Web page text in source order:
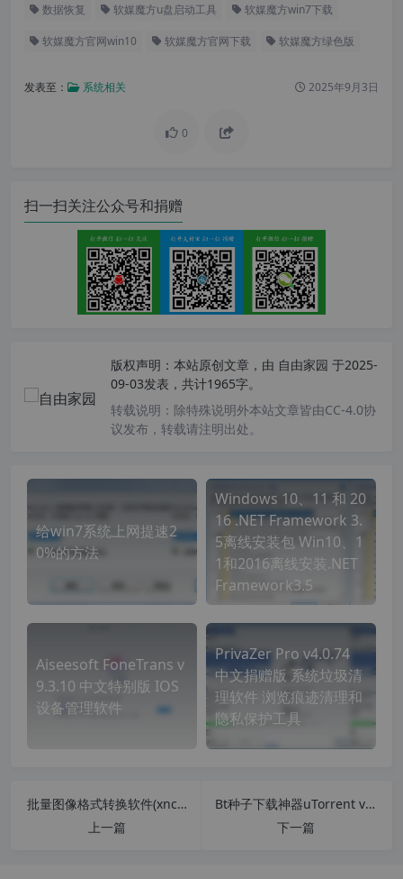
数据恢复 软媒魔方u盘启动工具 软媒魔方win7下载
软媒魔方官网win10 软媒魔方官网下载 软媒魔方绿色版
发表至： 系统相关 2025年9月3日
0
扫一扫关注公众号和捐赠
版权声明： 本站原创文章，由 自由家园 于2025-
09-03发表，共计1965字。
转载说明： 除特殊说明外本站文章皆由CC-4.0协
议发布，转载请注明出处。
给win7系统上网提速2
0%的方法
Windows 10、11 和 20
16 .NET Framework 3.
5离线安装包 Win10、1
1和2016离线安装.NET
Framework3.5
Aiseesoft FoneTrans v
9.3.10 中文特别版 IOS
设备管理软件
PrivaZer Pro v4.0.74
中文捐赠版 系统垃圾清
理软件 浏览痕迹清理和
隐私保护工具
批量图像格式转换软件(xnconvert) v1.94 支持Webp格式
上一篇
Bt种子下载神器uTorrent v3.5.5.46206 中文专业破解版
下一篇